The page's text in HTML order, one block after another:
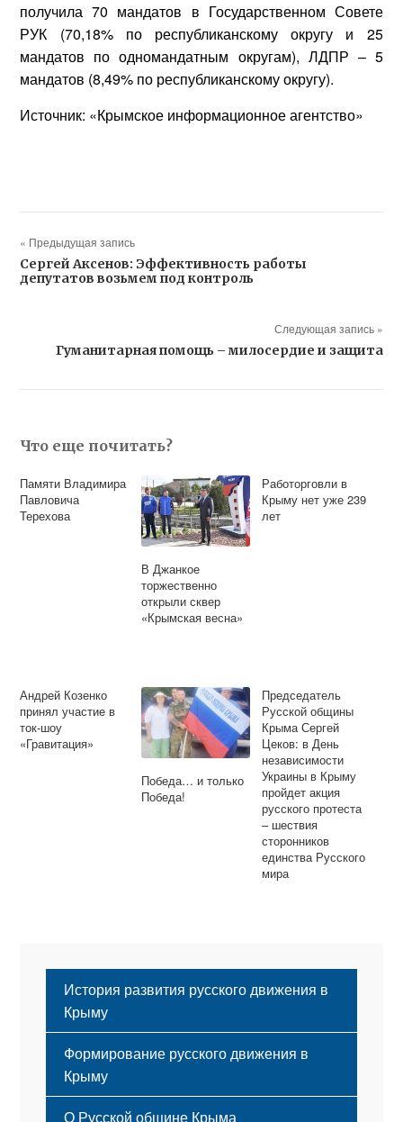
получила 70 мандатов в Государственном Совете
РУК (70,18% по республиканскому округу и 25
мандатов по одномандатным округам), ЛДПР – 5
мандатов (8,49% по республиканскому округу).
Источник: «Крымское информационное агентство»
« Предыдущая запись
Сергей Аксенов: Эффективность работы
депутатов возьмем под контроль
Следующая запись »
Гуманитарная помощь – милосердие и защита
Что еще почитать?
Памяти Владимира
Павловича
Терехова
В Джанкое
торжественно
открыли сквер
«Крымская весна»
Работорговли в
Крыму нет уже 239
лет
Андрей Козенко
принял участие в
ток-шоу
«Гравитация»
Победа… и только
Победа!
Председатель
Русской общины
Крыма Сергей
Цеков: в День
независимости
Украины в Крыму
пройдет акция
русского протеста
– шествия
сторонников
единства Русского
мира
История развития русского движения в
Крыму
Формирование русского движения в
Крыму
Русский Крым
О Русской общине Крыма